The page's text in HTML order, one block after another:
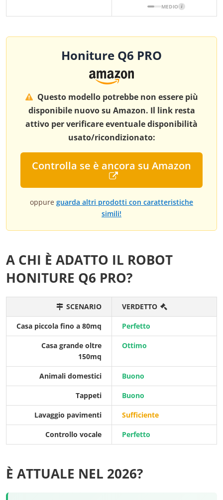
MEDIO i
Honiture Q6 PRO
Questo modello potrebbe non essere più
disponibile nuovo su Amazon. Il link resta
attivo per verificare eventuale disponibilità
usato/ricondizionato:
Controlla se è ancora su Amazon
oppure guarda altri prodotti con caratteristiche
simili!
A CHI È ADATTO IL ROBOT
HONITURE Q6 PRO?
SCENARIO VERDETTO
Casa piccola fino a 80mq Perfetto
Casa grande oltre
150mq
Ottimo
Animali domestici Buono
Tappeti Buono
Lavaggio pavimenti Sufficiente
Controllo vocale Perfetto
È ATTUALE NEL 2026?